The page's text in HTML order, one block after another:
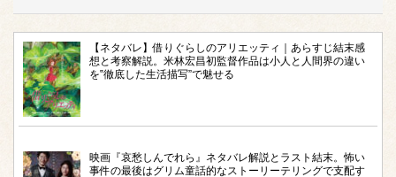
【ネタバレ】借りぐらしのアリエッティ｜あらすじ結末感
想と考察解説。米林宏昌初監督作品は小人と人間界の違い
を‟徹底した生活描写”で魅せる
映画『哀愁しんでれら』ネタバレ解説とラスト結末。怖い
事件の最後はグリム童話的なストーリーテリングで支配す